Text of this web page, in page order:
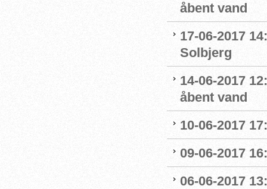
åbent vand
17-06-2017
Solbjerg
14-06-2017
åbent vand
10-06-2017
09-06-2017
06-06-2017